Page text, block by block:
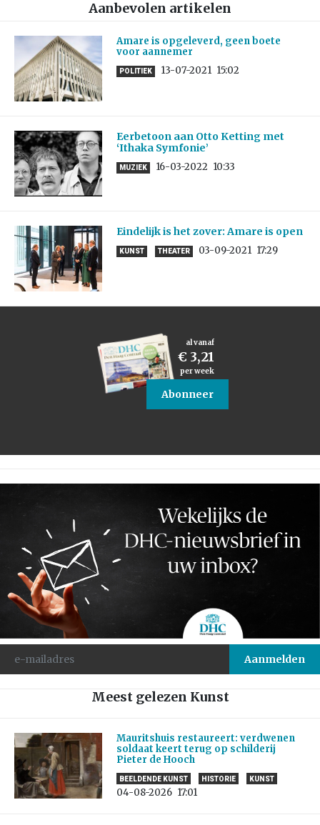
Aanbevolen artikelen
Amare is opgeleverd, geen boete
voor aannemer
POLITIEK 13-07-2021 15:02
Eerbetoon aan Otto Ketting met
‘Ithaka Symfonie’
MUZIEK 16-03-2022 10:33
Eindelijk is het zover: Amare is open
KUNST THEATER 03-09-2021 17:29
al vanaf
€ 3,21
per week
Abonneer
Meest gelezen Kunst
Mauritshuis restaureert: verdwenen
soldaat keert terug op schilderij
Pieter de Hooch
BEELDENDE KUNST HISTORIE KUNST
04-08-2026 17:01